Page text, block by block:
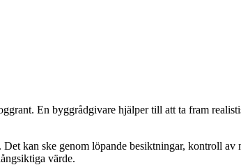
En byggrådgivare hjälper till att ta fram
kan ske genom löpande besiktningar, kontroll
värde.